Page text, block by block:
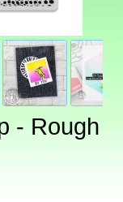
- Rough